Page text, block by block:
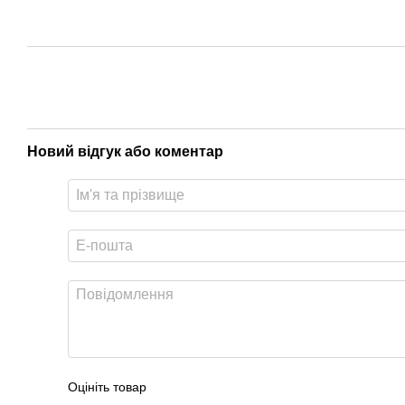
Новий відгук або коментар
Оцініть товар